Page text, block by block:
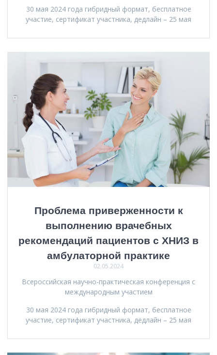
30 мая 2024 года гибридный формат, бесплатное
участие, сертификат участника, дедлайн – 25 мая
Проблема приверженности к
выполнению врачебных
рекомендаций пациентов с ХНИЗ в
амбулаторной практике
02.05.2024
Всероссийская научно-практическая конференция с
международным участием
30 мая 2024 года гибридный формат, бесплатное
участие, сертификат участника, дедлайн – 25 мая